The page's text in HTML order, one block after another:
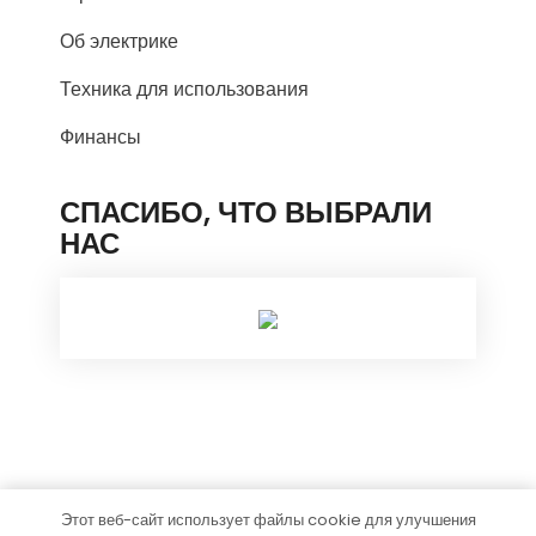
Об электрике
Техника для использования
Финансы
СПАСИБО, ЧТО ВЫБРАЛИ
НАС
Этот веб-сайт использует файлы cookie для улучшения